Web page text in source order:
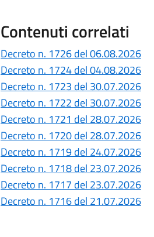
Contenuti correlati
Decreto n. 1726 del 06.08.2026
Decreto n. 1724 del 04.08.2026
Decreto n. 1723 del 30.07.2026
Decreto n. 1722 del 30.07.2026
Decreto n. 1721 del 28.07.2026
Decreto n. 1720 del 28.07.2026
Decreto n. 1719 del 24.07.2026
Decreto n. 1718 del 23.07.2026
Decreto n. 1717 del 23.07.2026
Decreto n. 1716 del 21.07.2026